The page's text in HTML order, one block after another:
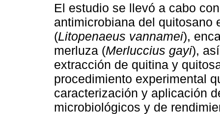
El estudio se llevó a cabo
antimicrobiana del quitosano
(Litopenaeus vannamei),
merluza (Merluccius gayi),
extracción de quitina y
procedimiento experimental
caracterización y aplicación
microbiológicos y de